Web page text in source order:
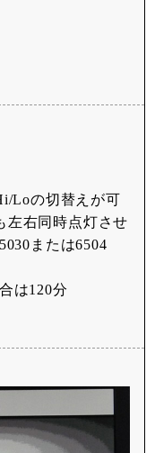
Loの切替えが可
左右同時点灯させ
または6504
は120分